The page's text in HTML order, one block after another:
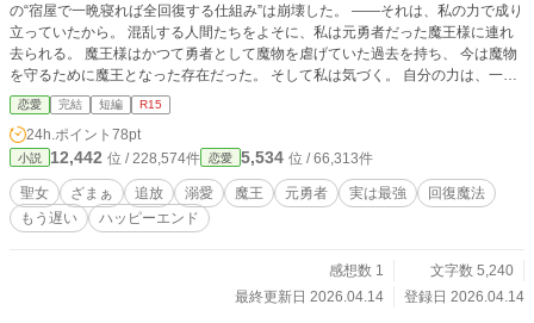
の“宿屋で一晩寝れば全回復する仕組み”は崩壊した。 ――それは、私の力で成り
立っていたから。 混乱する人間たちをよそに、私は元勇者だった魔王様に連れ
去られる。 魔王様はかつて勇者として魔物を虐げていた過去を持ち、 今は魔物
を守るために魔王となった存在だった。 そして私は気づく。 自分の力は、一人
を癒すだけでなく――世界そのものを支えていたのだと。 やがて回復手段を失
った勇者たちは崩壊し、 国王は失脚、国は混乱に陥る。 それでも私は戻らな
い。 「君は俺のものだ。一生手放さない」 元勇者の魔王様に囲われ、甘やかさ
れ、溺愛されながら、 私は魔王城で幸せに暮らしています。 今さら「帰ってき
て」と言われても、もう遅いのです。
恋愛 完結 短編 R15
24h.ポイント 78pt
小説 12,442 位 / 228,574件 恋愛 5,534 位 / 66,313件
聖女 ざまぁ 追放 溺愛 魔王 元勇者 実は最強
回復魔法
もう遅い
ハッピーエンド
感想数 1
文字数 5,240
最終更新日 2026.04.14
登録日 2026.04.14